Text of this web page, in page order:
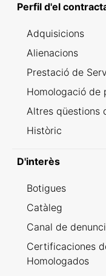
Perfil d'el
Adquisicions
Alienacions
Prestació de
Homologació de
Altres qüestions
Històric
D'interès
Botigues
Catàleg
Canal de
Certificaciones
Homologados